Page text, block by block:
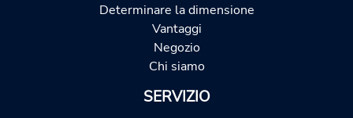
Determinare la dimensione
Vantaggi
Negozio
Chi siamo
SERVIZIO